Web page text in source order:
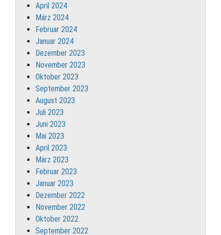
April 2024
März 2024
Februar 2024
Januar 2024
Dezember 2023
November 2023
Oktober 2023
September 2023
August 2023
Juli 2023
Juni 2023
Mai 2023
April 2023
März 2023
Februar 2023
Januar 2023
Dezember 2022
November 2022
Oktober 2022
September 2022